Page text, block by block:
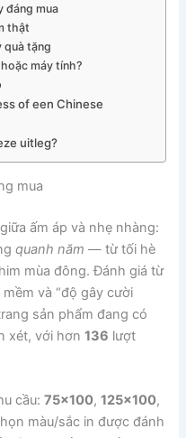
đáng mua
thật
quà tặng
máy tính?
of een Chinese
uitleg?
mua
ấm áp và nhẹ nhàng:
quanh năm — từ tối hè
mùa đông. Đánh giá từ
và “độ gây cười
sản phẩm đang có
xét, với hơn136 lượt
cầu:75×100,125×100,
màu/sắc in được đánh